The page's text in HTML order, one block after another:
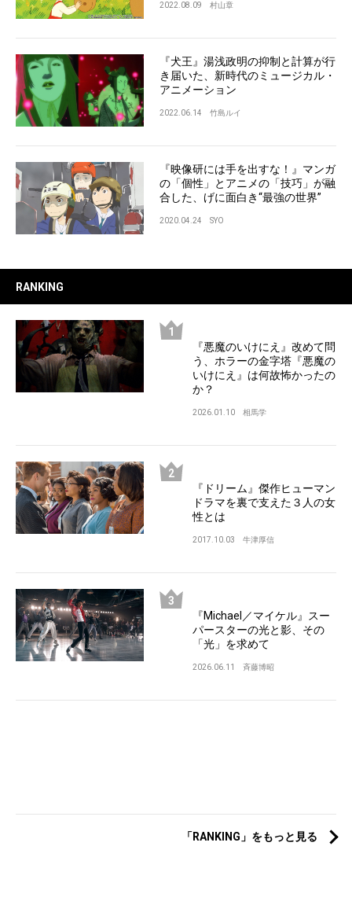
2022.08.09 村山章
『犬王』湯浅政明の抑制と計算が行
き届いた、新時代のミュージカル・
アニメーション
2022.06.14 竹島ルイ
『映像研には手を出すな！』マンガ
の「個性」とアニメの「技巧」が融
合した、げに面白き“最強の世界”
2020.04.24 SYO
RANKING
『悪魔のいけにえ』改めて問
う、ホラーの金字塔『悪魔の
いけにえ』は何故怖かったの
か？
2026.01.10 相馬学
『ドリーム』傑作ヒューマン
ドラマを裏で支えた３人の女
性とは
2017.10.03 牛津厚信
『Michael／マイケル』スー
パースターの光と影、その
「光」を求めて
2026.06.11 斉藤博昭
「RANKING」をもっと見る